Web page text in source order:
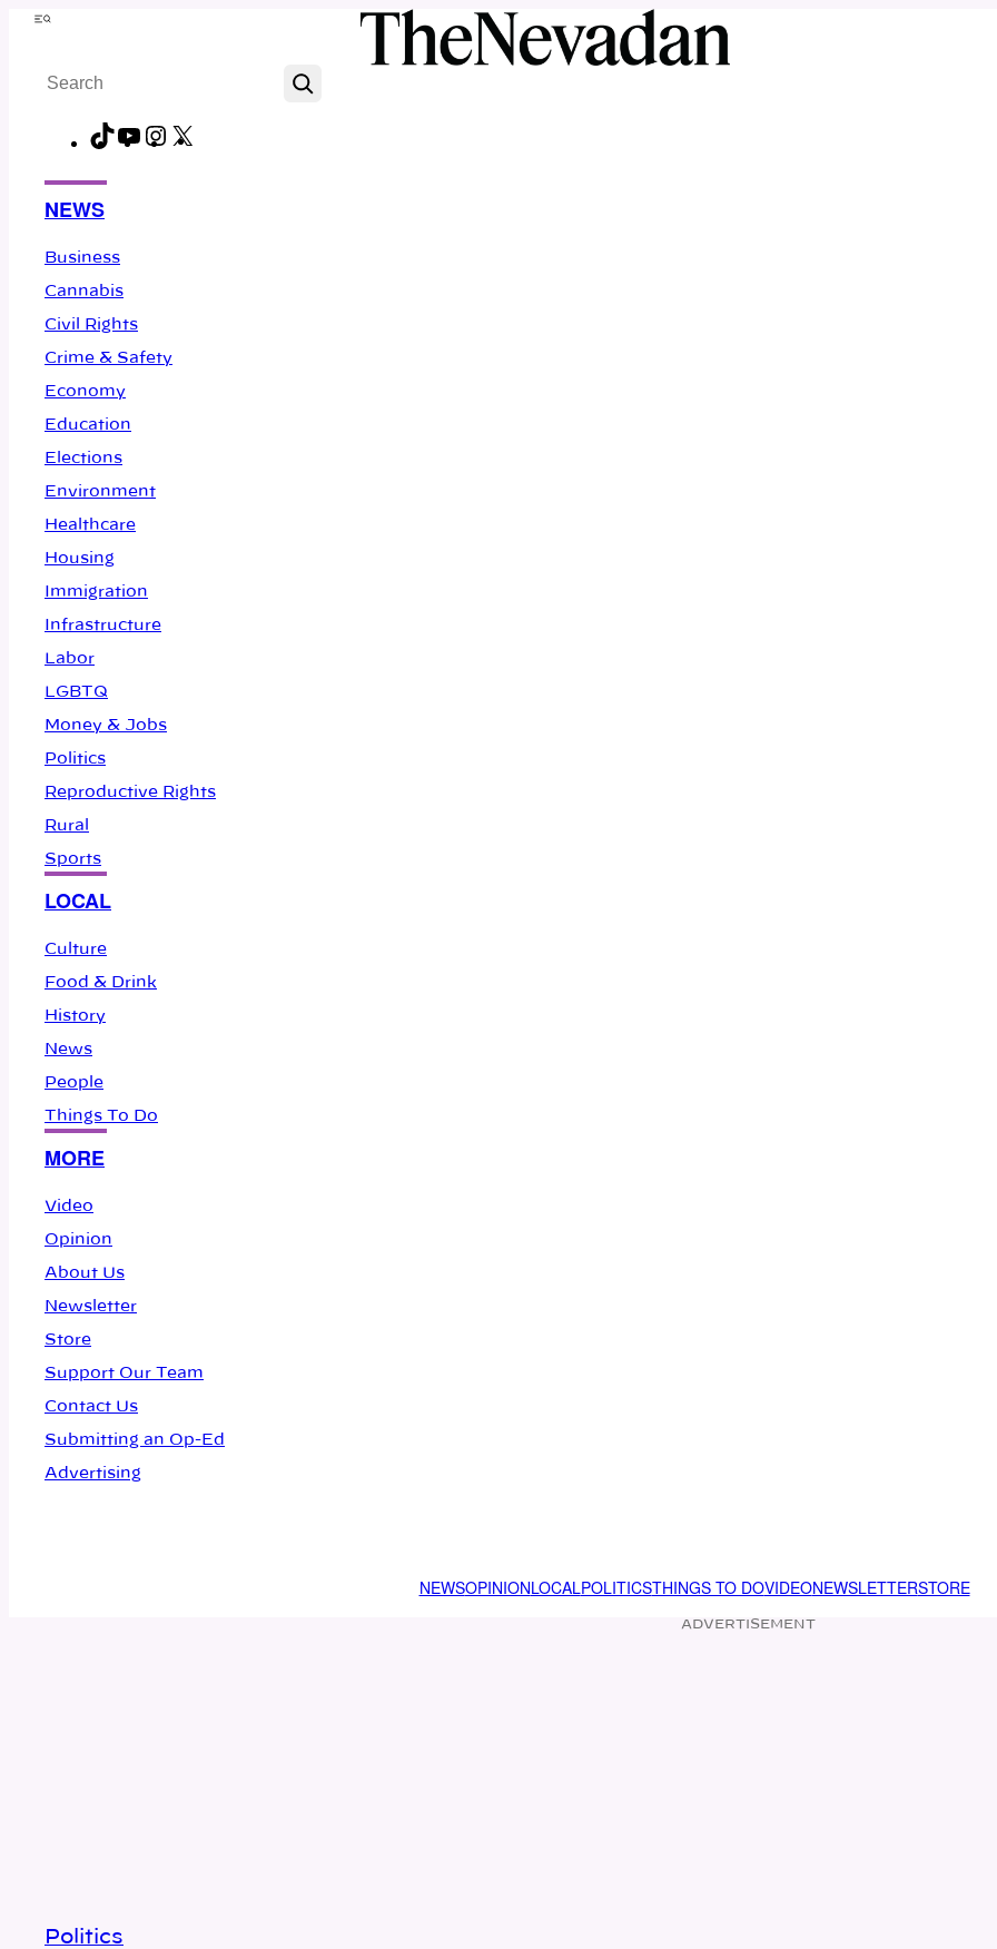
Skip
content
Menu
Search
TikTok
YouTube
Instagram
NEWS
Business
Cannabis
Civil Rights
Crime & Safety
Economy
Education
Elections
Environment
Healthcare
Housing
Immigration
Infrastructure
Labor
LGBTQ
Money & Jobs
Politics
Reproductive Rights
Rural
Sports
LOCAL
Culture
Food & Drink
History
News
People
Things To Do
MORE
Video
Opinion
About Us
Newsletter
Store
Support Our Team
Contact Us
Submitting an Op-Ed
Advertising
NEWSOPINIONLOCALPOLITICSTHINGS TO DOVIDEONEWSLETTERSTORE
ADVERTISEMENT
Politics